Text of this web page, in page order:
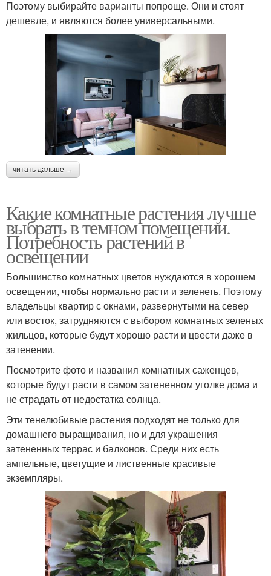
Поэтому выбирайте варианты попроще. Они и стоят
дешевле, и являются более универсальными.
читать дальше →
Какие комнатные растения лучше
выбрать в темном помещении.
Потребность растений в
освещении
Большинство комнатных цветов нуждаются в хорошем
освещении, чтобы нормально расти и зеленеть. Поэтому
владельцы квартир с окнами, развернутыми на север
или восток, затрудняются с выбором комнатных зеленых
жильцов, которые будут хорошо расти и цвести даже в
затенении.
Посмотрите фото и названия комнатных саженцев,
которые будут расти в самом затененном уголке дома и
не страдать от недостатка солнца.
Эти тенелюбивые растения подходят не только для
домашнего выращивания, но и для украшения
затененных террас и балконов. Среди них есть
ампельные, цветущие и лиственные красивые
экземпляры.